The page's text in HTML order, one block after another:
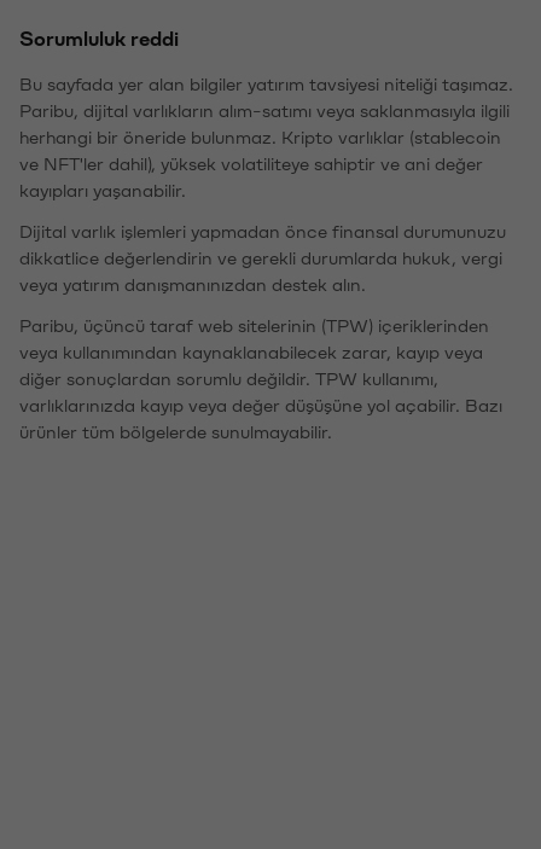
Sorumluluk reddi
Bu sayfada yer alan bilgiler yatırım tavsiyesi niteliği taşımaz.
Paribu, dijital varlıkların alım-satımı veya saklanmasıyla ilgili
herhangi bir öneride bulunmaz. Kripto varlıklar (stablecoin
ve NFT'ler dahil), yüksek volatiliteye sahiptir ve ani değer
kayıpları yaşanabilir.
Dijital varlık işlemleri yapmadan önce finansal durumunuzu
dikkatlice değerlendirin ve gerekli durumlarda hukuk, vergi
veya yatırım danışmanınızdan destek alın.
Paribu, üçüncü taraf web sitelerinin (TPW) içeriklerinden
veya kullanımından kaynaklanabilecek zarar, kayıp veya
diğer sonuçlardan sorumlu değildir. TPW kullanımı,
varlıklarınızda kayıp veya değer düşüşüne yol açabilir. Bazı
ürünler tüm bölgelerde sunulmayabilir.